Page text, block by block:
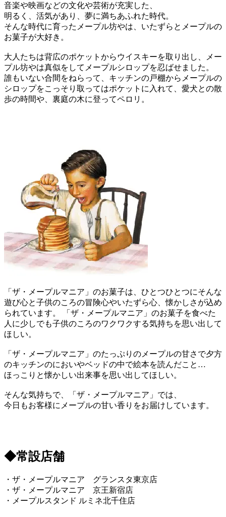
音楽や映画などの文化や芸術が充実した、
明るく、活気があり、夢に満ちあふれた時代。
そんな時代に育ったメープル坊やは、いたずらとメープルの
お菓子が大好き。
大人たちは背広のポケットからウイスキーを取り出し、メー
プル坊やは真似をしてメープルシロップを忍ばせました。
誰もいない合間をねらって、キッチンの戸棚からメープルの
シロップをこっそり取ってはポケットに入れて、愛犬との散
歩の時間や、裏庭の木に登ってペロリ。
「ザ・メープルマニア」のお菓子は、ひとつひとつにそんな
遊び心と子供のころの冒険心やいたずら心、懐かしさが込め
られています。 「ザ・メープルマニア」のお菓子を食べた
人に少しでも子供のころのワクワクする気持ちを思い出して
ほしい。
「ザ・メープルマニア」のたっぷりのメープルの甘さで夕方
のキッチンのにおいやベッドの中で絵本を読んだこと…
ほっこりと懐かしい出来事を思い出してほしい。
そんな気持ちで、「ザ・メープルマニア」では、
今日もお客様にメープルの甘い香りをお届けしています。
◆常設店舗
・ザ・メープルマニア グランスタ東京店
・ザ・メープルマニア 京王新宿店
・メープルスタンド ルミネ北千住店